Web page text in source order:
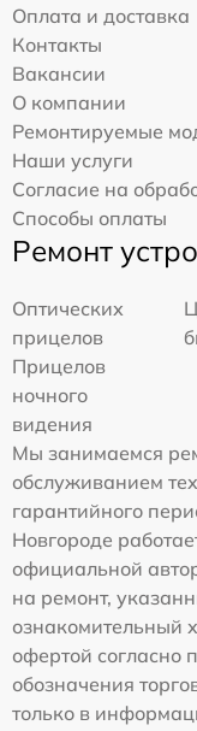
Оплата и доставка
Контакты
Вакансии
О компании
Ремонтируемые
Наши услуги
Согласие на
Способы оплаты
Ремонт
Оптических
прицелов
Прицелов
ночного
видения
Мы занимаемся
обслуживанием
гарантийного
Новгороде
официальной
на ремонт,
ознакомительный
офертой согласно
обозначения
только в